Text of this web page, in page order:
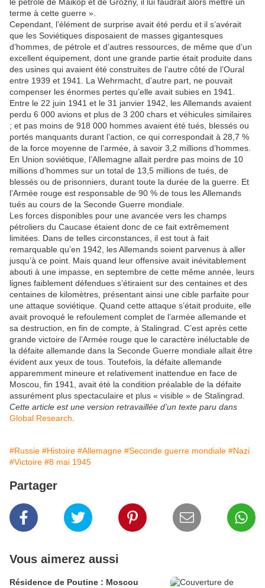
terme à cette guerre ».
Cependant, l’élément de surprise avait été perdu et il s’avérait
que les Soviétiques disposaient de masses gigantesques
d’hommes, de pétrole et d’autres ressources, de même que d’un
excellent équipement, dont une grande partie était produite dans
des usines qui avaient été construites de l’autre côté de l’Oural
entre 1939 et 1941. La Wehrmacht, d’autre part, ne pouvait
compenser les énormes pertes qu’elle avait subies en 1941.
Entre le 22 juin 1941 et le 31 janvier 1942, les Allemands avaient
perdu 6 000 avions et plus de 3 200 chars et véhicules similaires
; et pas moins de 918 000 hommes avaient été tués, blessés ou
portés manquants durant l’action, ce qui correspondait à 28,7 %
de la force moyenne de l’armée, à savoir 3,2 millions d’hommes.
En Union soviétique, l’Allemagne allait perdre pas moins de 10
millions d’hommes sur un total de 13,5 millions de tués, de
blessés ou de prisonniers, durant toute la durée de la guerre. Et
l’Armée rouge est responsable de 90 % de tous les Allemands
tués au cours de la Seconde Guerre mondiale.
Les forces disponibles pour une avancée vers les champs
pétroliers du Caucase étaient donc de ce fait extrêmement
limitées. Dans de telles circonstances, il est tout à fait
remarquable qu’en 1942, les Allemands soient parvenus à aller
jusqu’à ce point. Mais quand leur offensive avait inévitablement
abouti à une impasse, en septembre de cette même année, leurs
lignes faiblement défendues s’étiraient sur des centaines et des
centaines de kilomètres, présentant ainsi une cible parfaite pour
une attaque soviétique. Quand cette attaque s’était produite, elle
avait provoqué le refoulement complet de l’armée allemande et
sa destruction, en fin de compte, à Stalingrad. C’est après cette
grande victoire de l’Armée rouge que le caractère inéluctable de
la défaite allemande dans la Seconde Guerre mondiale allait être
évident aux yeux de tous. Toutefois, la défaite allemande
apparemment mineure et relativement inattendue en face de
Moscou, fin 1941, avait été la condition préalable de la défaite
assurément plus spectaculaire et plus « visible » de Stalingrad.
Cette article est une version retravaillée d’un texte paru dans
Global Research
#Russie #Histoire #Allemagne #Seconde guerre mondiale #Nazi
#Victoire #8 mai 1945
Partager
Vous aimerez aussi
Résidence de Poutine : Moscou